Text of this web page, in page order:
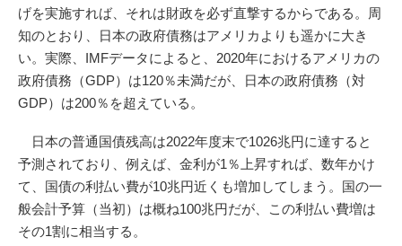
げを実施すれば、それは財政を必ず直撃するからである。周
知のとおり、日本の政府債務はアメリカよりも遥かに大き
い。実際、IMFデータによると、2020年におけるアメリカの
政府債務（GDP）は120％未満だが、日本の政府債務（対
GDP）は200％を超えている。
日本の普通国債残高は2022年度末で1026兆円に達すると
予測されており、例えば、金利が1％上昇すれば、数年かけ
て、国債の利払い費が10兆円近くも増加してしまう。国の一
般会計予算（当初）は概ね100兆円だが、この利払い費増は
その1割に相当する。